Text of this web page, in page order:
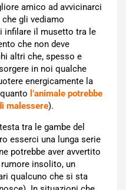
amico ad avvicinarci
gli vediamo
infilare il musetto tra le
che non deve
altri che, spesso e
in noi qualche
energicamente la
l’animale potrebbe
malessere).
tra le gambe del
esserci una lunga serie
potrebbe aver avvertito
insolito, un
qualcuno che si sta